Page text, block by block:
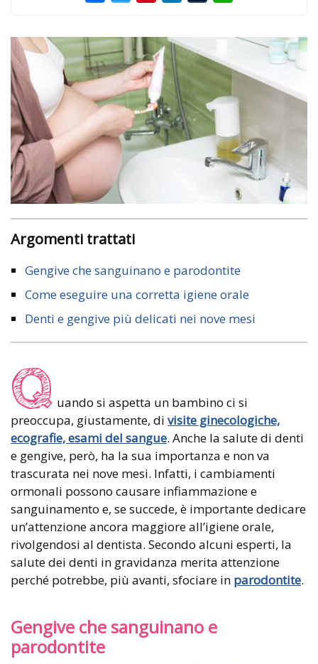
Argomenti trattati
Gengive che sanguinano e parodontite
Come eseguire una corretta igiene orale
Denti e gengive più delicati nei nove mesi
Q uando si aspetta un bambino ci si
preoccupa, giustamente, di visite ginecologiche,
ecografie, esami del sangue. Anche la salute di denti
e gengive, però, ha la sua importanza e non va
trascurata nei nove mesi. Infatti, i cambiamenti
ormonali possono causare infiammazione e
sanguinamento e, se succede, è importante dedicare
un’attenzione ancora maggiore all’igiene orale,
rivolgendosi al dentista. Secondo alcuni esperti, la
salute dei denti in gravidanza merita attenzione
perché potrebbe, più avanti, sfociare in parodontite.
Gengive che sanguinano e
parodontite